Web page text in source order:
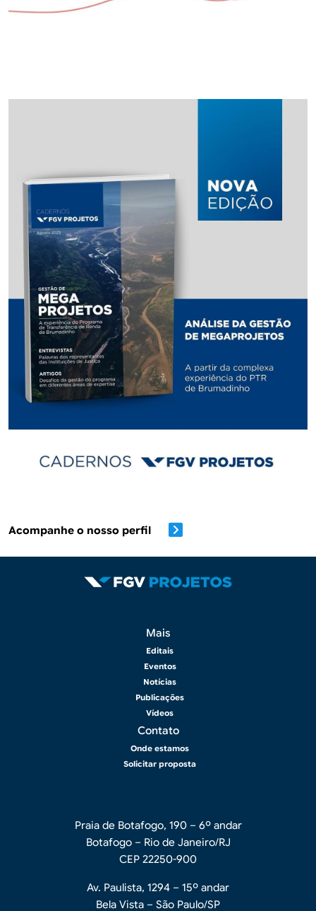
Acompanhe o nosso perfil
Mais
Editais
Eventos
Notícias
Publicações
Vídeos
Contato
Onde estamos
Solicitar proposta
Praia de Botafogo, 190 – 6º andar
Botafogo – Rio de Janeiro/RJ
CEP 22250-900
Av. Paulista, 1294 – 15º andar
Bela Vista – São Paulo/SP